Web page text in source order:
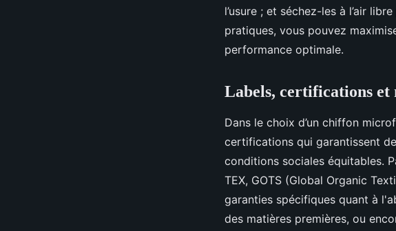
l’usure ; et séchez-les à l’air
pratiques, vous pouvez
performance optimale.
Labels, certifications et
Dans le choix d’un chiffon
certifications qui garantissent
conditions sociales équitables.
TEX, GOTS (Global Organic
garanties spécifiques quant à
des matières premières, ou